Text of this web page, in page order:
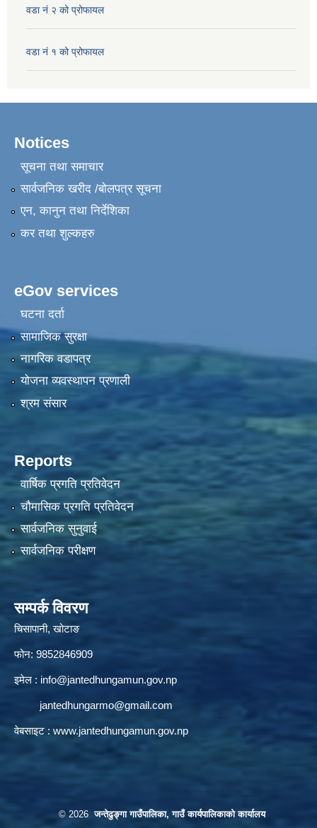
वडा नं २ को प्रोफायल
वडा नं १ को प्रोफायल
Notices
सूचना तथा समाचार
सार्वजनिक खरीद /बोलपत्र सूचना
एन, कानुन तथा निर्देशिका
कर तथा शुल्कहरु
eGov services
घटना दर्ता
सामाजिक सुरक्षा
नागरिक वडापत्र
योजना व्यवस्थापन प्रणाली
श्रम संसार
Reports
वार्षिक प्रगति प्रतिवेदन
चौमासिक प्रगति प्रतिवेदन
सार्वजनिक सुनुवाई
सार्वजनिक परीक्षण
सम्पर्क विवरण
चिसापानी, खोटाङ
फोन: 9852846909
इमेल : info@jantedhungamun.gov.np
jantedhungarmo@gmail.com
वेबसाइट : www.jantedhungamun.gov.np
© 2026जन्तेढुङ्गा गाउँपालिका, गाउँ कार्यपालिकाको कार्यालय